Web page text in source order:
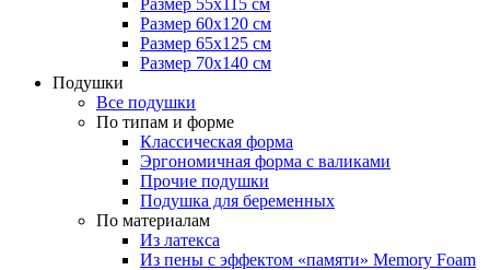
Размер 55x115 см
Размер 60x120 см
Размер 65x125 см
Размер 70x140 см
Подушки
Все подушки
По типам и форме
Классическая форма
Эргономичная форма с валиками
Прочие подушки
Подушка для беременных
По материалам
Из латекса
Из пены с эффектом «памяти» Memory Foam